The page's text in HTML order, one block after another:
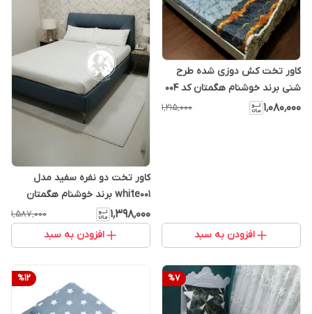
کاور تخت کش دوزی شده طرح
شنی برند خوشنام هگمتان کد 004
۱٬۰۸۰٬۰۰۰ ۱٬۲۱۵٬۰۰۰
افزودن به سبد
کاور تخت دو نفره سفید مدل
white001 برند خوشنام هگمتان
۱٬۳۹۸٬۰۰۰ ۱٬۵۸۷٬۰۰۰
افزودن به سبد
%7
%12